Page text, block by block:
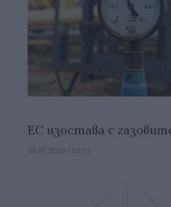
ЕС изостава с
08.07.2026 / 18:15